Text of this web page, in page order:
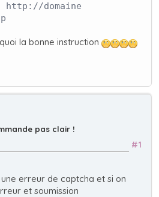
http://domaine
la bonne instruction
pas clair !
#1
erreur de captcha et si on
et soumission